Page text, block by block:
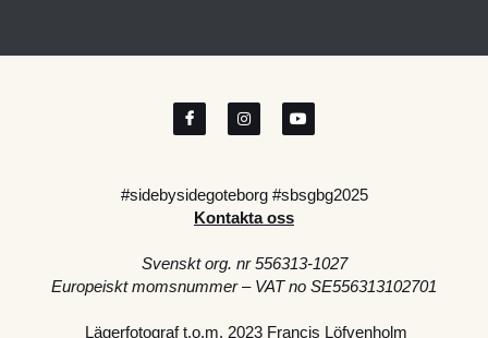
#sidebysidegoteborg #sbsgbg2025
Kontakta oss
Svenskt org. nr 556313-1027
Europeiskt momsnummer – VAT no SE556313102701
Lägerfotograf t.o.m. 2023 Francis Löfvenholm